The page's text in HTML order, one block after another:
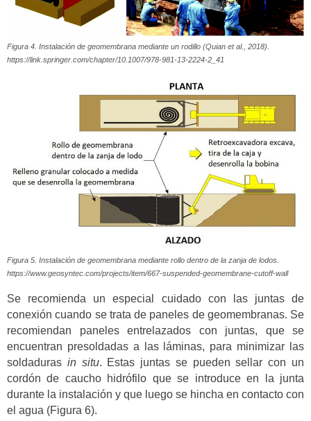
Figura 4. Instalación de geomembrana mediante un rodillo (Quian et al., 2018).
https://link.springer.com/chapter/10.1007/978-981-13-2224-2_41
Figura 5. Instalación de geomembrana mediante rollo dentro de la zanja de lodos.
https://www.geosyntec.com/projects/item/667-suspended-geomembrane-cutoff-wall
Se recomienda un especial cuidado con las juntas de
conexión cuando se trata de paneles de geomembranas. Se
recomiendan paneles entrelazados con juntas, que se
encuentran presoldadas a las láminas, para minimizar las
soldaduras in situ. Estas juntas se pueden sellar con un
cordón de caucho hidrófilo que se introduce en la junta
durante la instalación y que luego se hincha en contacto con
el agua (Figura 6).